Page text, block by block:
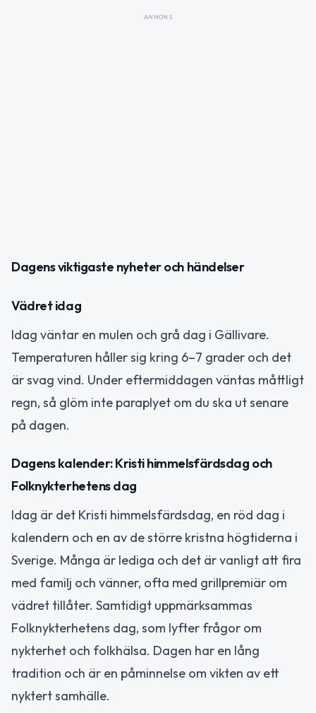
ANNONS
Dagens viktigaste nyheter och händelser
Vädret idag
Idag väntar en mulen och grå dag i Gällivare.
Temperaturen håller sig kring 6–7 grader och det
är svag vind. Under eftermiddagen väntas måttligt
regn, så glöm inte paraplyet om du ska ut senare
på dagen.
Dagens kalender: Kristi himmelsfärdsdag och
Folknykterhetens dag
Idag är det Kristi himmelsfärdsdag, en röd dag i
kalendern och en av de större kristna högtiderna i
Sverige. Många är lediga och det är vanligt att fira
med familj och vänner, ofta med grillpremiär om
vädret tillåter. Samtidigt uppmärksammas
Folknykterhetens dag, som lyfter frågor om
nykterhet och folkhälsa. Dagen har en lång
tradition och är en påminnelse om vikten av ett
nyktert samhälle.